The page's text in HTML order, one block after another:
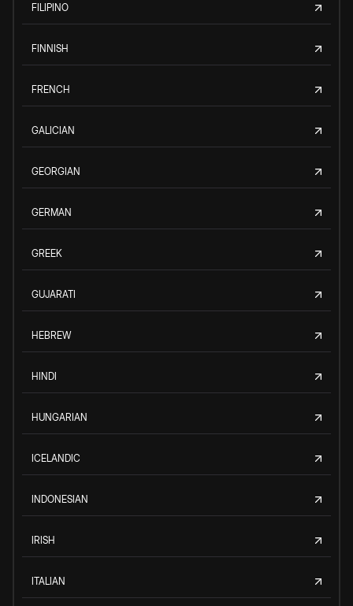
FILIPINO
FINNISH
FRENCH
GALICIAN
GEORGIAN
GERMAN
GREEK
GUJARATI
HEBREW
HINDI
HUNGARIAN
ICELANDIC
INDONESIAN
IRISH
ITALIAN